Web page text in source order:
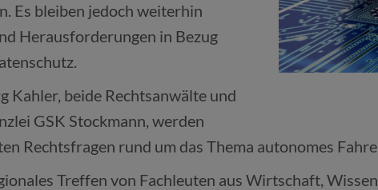
Es bleiben jedoch weiterhin
Herausforderungen in Bezug
Kahler, beide Rechtsanwälte und
GSK Stockmann, werden
Rechtsfragen rund um das Thema autonomes
Treffen von Fachleuten aus Wirtschaft,